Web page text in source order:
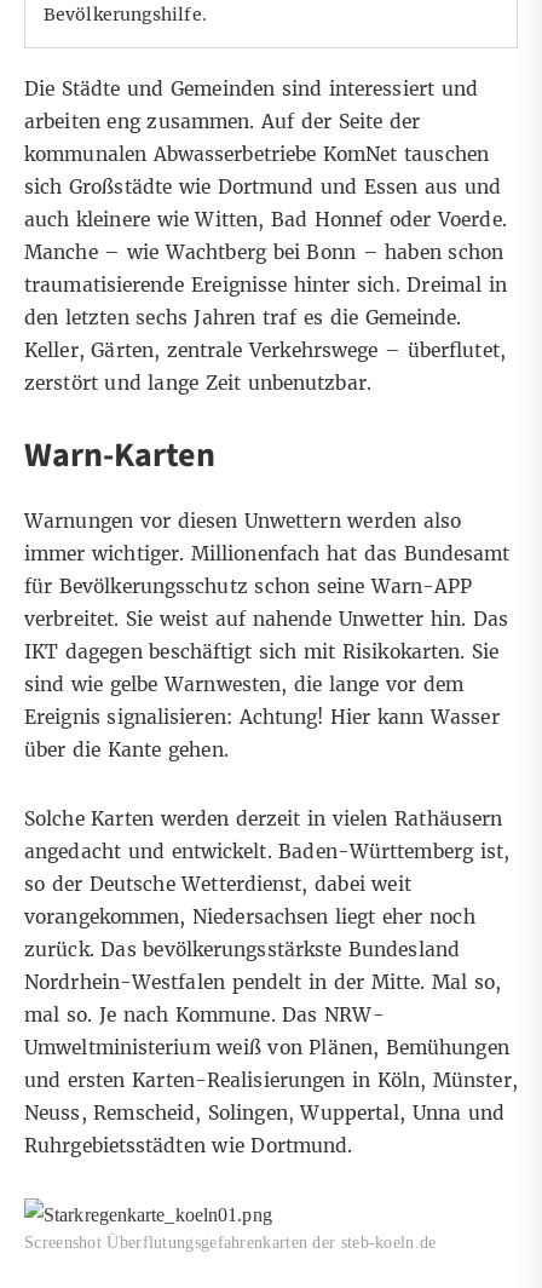
Bevölkerungshilfe.
Die Städte und Gemeinden sind interessiert und
arbeiten eng zusammen. Auf der Seite der
kommunalen Abwasserbetriebe KomNet tauschen
sich Großstädte wie Dortmund und Essen aus und
auch kleinere wie Witten, Bad Honnef oder Voerde.
Manche – wie Wachtberg bei Bonn – haben schon
traumatisierende Ereignisse hinter sich. Dreimal in
den letzten sechs Jahren traf es die Gemeinde.
Keller, Gärten, zentrale Verkehrswege – überflutet,
zerstört und lange Zeit unbenutzbar.
Warn-Karten
Warnungen vor diesen Unwettern werden also
immer wichtiger. Millionenfach hat das Bundesamt
für Bevölkerungsschutz schon seine Warn-APP
verbreitet. Sie weist auf nahende Unwetter hin. Das
IKT dagegen beschäftigt sich mit Risikokarten. Sie
sind wie gelbe Warnwesten, die lange vor dem
Ereignis signalisieren: Achtung! Hier kann Wasser
über die Kante gehen.
Solche Karten werden derzeit in vielen Rathäusern
angedacht und entwickelt. Baden-Württemberg ist,
so der Deutsche Wetterdienst, dabei weit
vorangekommen, Niedersachsen liegt eher noch
zurück. Das bevölkerungsstärkste Bundesland
Nordrhein-Westfalen pendelt in der Mitte. Mal so,
mal so. Je nach Kommune. Das NRW-
Umweltministerium weiß von Plänen, Bemühungen
und ersten Karten-Realisierungen in Köln, Münster,
Neuss, Remscheid, Solingen, Wuppertal, Unna und
Ruhrgebietsstädten wie Dortmund.
Screenshot Überflutungsgefahrenkarten der steb-koeln.de